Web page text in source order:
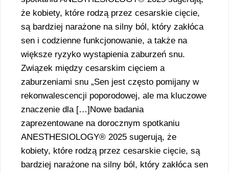
że kobiety, które rodzą przez cesarskie cięcie,
są bardziej narażone na silny ból, który zakłóca
sen i codzienne funkcjonowanie, a także na
większe ryzyko wystąpienia zaburzeń snu.
Związek między cesarskim cięciem a
zaburzeniami snu „Sen jest często pomijany w
rekonwalescencji poporodowej, ale ma kluczowe
znaczenie dla […]Nowe badania
zaprezentowane na dorocznym spotkaniu
ANESTHESIOLOGY® 2025 sugerują, że
kobiety, które rodzą przez cesarskie cięcie, są
bardziej narażone na silny ból, który zakłóca sen